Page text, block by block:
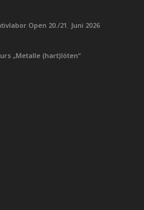
Open 20./21. Juni 2026
„Metalle (hart)löten“